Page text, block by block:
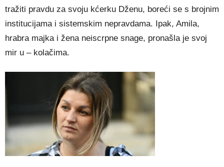
tražiti pravdu za svoju kćerku Dženu, boreći se s brojnim
institucijama i sistemskim nepravdama. Ipak, Amila,
hrabra majka i žena neiscrpne snage, pronašla je svoj
mir u – kolačima.